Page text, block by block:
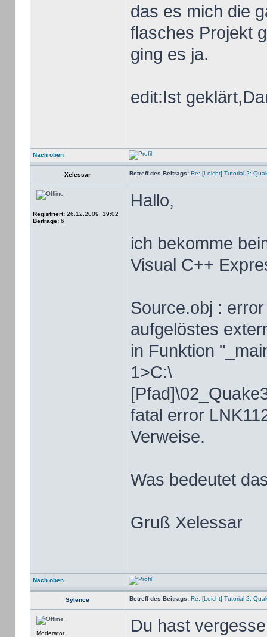
das es mich die
flasches Projekt
ging es ja.
edit:Ist
Nach oben
Xelessar Betreff des Beitrags: Re: [Leicht] Tutorial 2:
Registriert:26.12.2009, 19:02
Beiträge:6
Hallo,
ich bekomme
Visual C++
Source.obj :
aufgelöstes
in Funktion
1>C:\
fatal error
Verweise.
Was bedeutet
Gruß Xelessar
Nach oben
Sylence Betreff des Beitrags: Re: [Leicht] Tutorial 2:
Moderator Du hast